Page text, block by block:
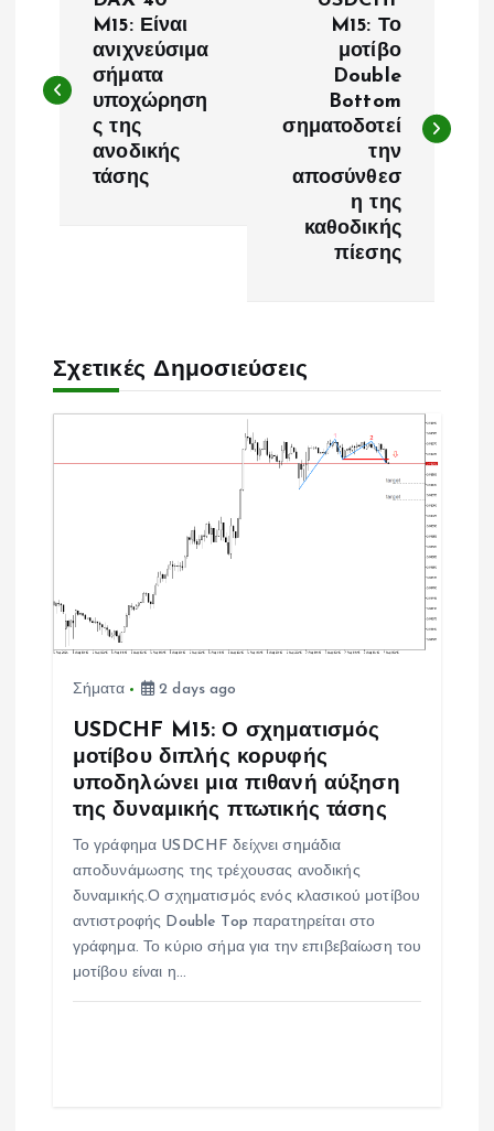
ο
η
ά
ρ
ω
M15: Είναι
ανιχνεύσιμα
σήματα
υποχώρηση
ς της
ανοδικής
τάσης
M15: Το
μοτίβο
Double
Bottom
σηματοδοτεί
την
αποσύνθεσ
η της
καθοδικής
πίεσης
Σχετικές Δημοσιεύσεις
Σήματα 2 days ago
USDCHF M15: Ο σχηματισμός
μοτίβου διπλής κορυφής
υποδηλώνει μια πιθανή αύξηση
της δυναμικής πτωτικής τάσης
Το γράφημα USDCHF δείχνει σημάδια
αποδυνάμωσης της τρέχουσας ανοδικής
δυναμικής.Ο σχηματισμός ενός κλασικού μοτίβου
αντιστροφής Double Top παρατηρείται στο
γράφημα. Το κύριο σήμα για την επιβεβαίωση του
μοτίβου είναι η…